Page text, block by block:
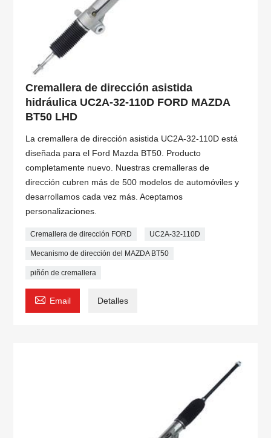
Cremallera de dirección asistida
hidráulica UC2A-32-110D FORD MAZDA
BT50 LHD
La cremallera de dirección asistida UC2A-32-110D está
diseñada para el Ford Mazda BT50. Producto
completamente nuevo. Nuestras cremalleras de
dirección cubren más de 500 modelos de automóviles y
desarrollamos cada vez más. Aceptamos
personalizaciones.
Cremallera de dirección FORD UC2A-32-110D
Mecanismo de dirección del MAZDA BT50
piñón de cremallera
 Email Detalles